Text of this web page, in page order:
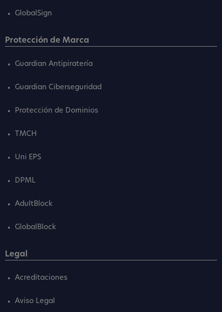
GlobalSign
Protección de Marca
Guardian Antipiratería
Guardian Ciberseguridad
Protección de Dominios
TMCH
Uni EPS
DPML
AdultBlock
GlobalBlock
Legal
Acreditaciones
Aviso Legal